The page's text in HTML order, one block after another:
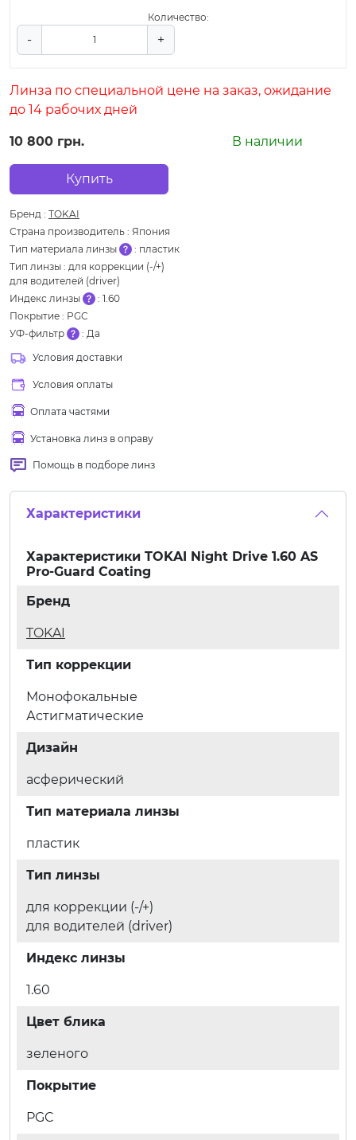
Количество:
- +
Линза по специальной цене на заказ, ожидание
до 14 рабочих дней
10 800 грн. В наличии
Купить
Бренд : TOKAI
Страна производитель : Япония
Тип материала линзы
: пластик
Тип линзы : для коррекции (-/+)
для водителей (driver)
Индекс линзы
: 1.60
Покрытие : PGC
УФ-фильтр
: Да
Условия доставки
Условия оплаты
Оплата частями
Установка линз в оправу
Помощь в подборе линз
Характеристики
Характеристики TOKAI Night Drive 1.60 AS
Pro-Guard Coating
Бренд
TOKAI
Тип коррекции
Монофокальные
Астигматические
Дизайн
асферический
Тип материала линзы
пластик
Тип линзы
для коррекции (-/+)
для водителей (driver)
Индекс линзы
1.60
Цвет блика
зеленого
Покрытие
PGC